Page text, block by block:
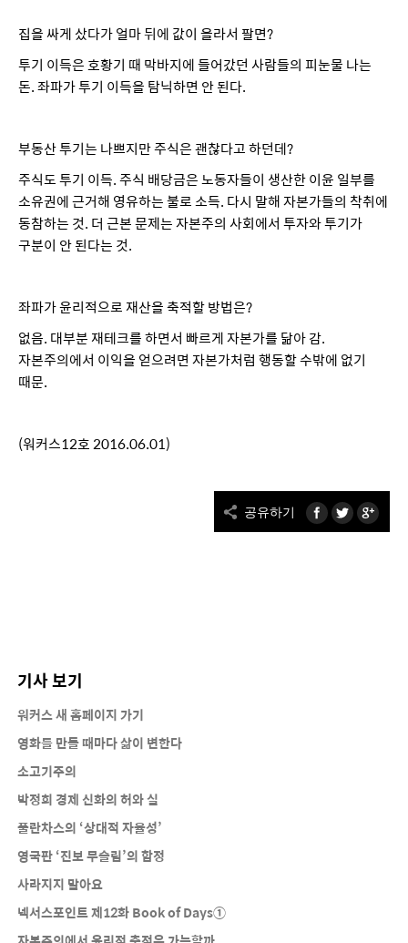
집을 싸게 샀다가 얼마 뒤에 값이 올라서 팔면?
투기 이득은 호황기 때 막바지에 들어갔던 사람들의 피눈물 나는
돈. 좌파가 투기 이득을 탐닉하면 안 된다.
부동산 투기는 나쁘지만 주식은 괜찮다고 하던데?
주식도 투기 이득. 주식 배당금은 노동자들이 생산한 이윤 일부를
소유권에 근거해 영유하는 불로 소득. 다시 말해 자본가들의 착취에
동참하는 것. 더 근본 문제는 자본주의 사회에서 투자와 투기가
구분이 안 된다는 것.
좌파가 윤리적으로 재산을 축적할 방법은?
없음. 대부분 재테크를 하면서 빠르게 자본가를 닮아 감.
자본주의에서 이익을 얻으려면 자본가처럼 행동할 수밖에 없기
때문.
(워커스12호 2016.06.01)
공유하기
기사 보기
워커스 새 홈페이지 가기
영화를 만들 때마다 삶이 변한다
소고기주의
박정희 경제 신화의 허와 실
풀란차스의 ‘상대적 자율성’
영국판 ‘진보 무슬림’의 함정
사라지지 말아요
넥서스포인트 제12화 Book of Days①